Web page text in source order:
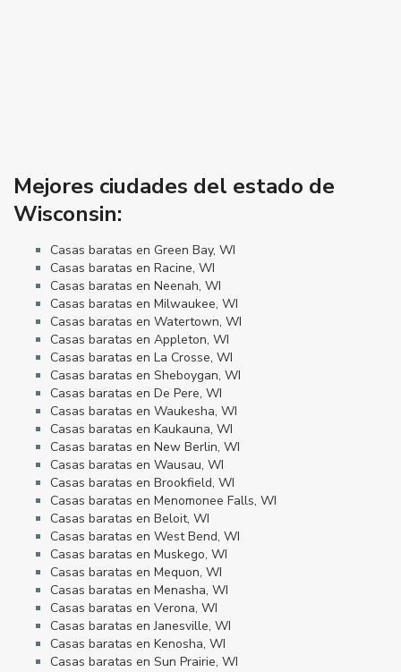
Mejores ciudades del estado de
Wisconsin:
Casas baratas en Green Bay, WI
Casas baratas en Racine, WI
Casas baratas en Neenah, WI
Casas baratas en Milwaukee, WI
Casas baratas en Watertown, WI
Casas baratas en Appleton, WI
Casas baratas en La Crosse, WI
Casas baratas en Sheboygan, WI
Casas baratas en De Pere, WI
Casas baratas en Waukesha, WI
Casas baratas en Kaukauna, WI
Casas baratas en New Berlin, WI
Casas baratas en Wausau, WI
Casas baratas en Brookfield, WI
Casas baratas en Menomonee Falls, WI
Casas baratas en Beloit, WI
Casas baratas en West Bend, WI
Casas baratas en Muskego, WI
Casas baratas en Mequon, WI
Casas baratas en Menasha, WI
Casas baratas en Verona, WI
Casas baratas en Janesville, WI
Casas baratas en Kenosha, WI
Casas baratas en Sun Prairie, WI